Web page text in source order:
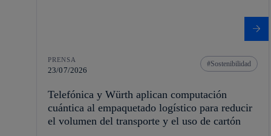
PRENSA
23/07/2026
Sostenibilidad
Telefónica y Würth aplican computación
cuántica al empaquetado logístico para reducir
el volumen del transporte y el uso de cartón